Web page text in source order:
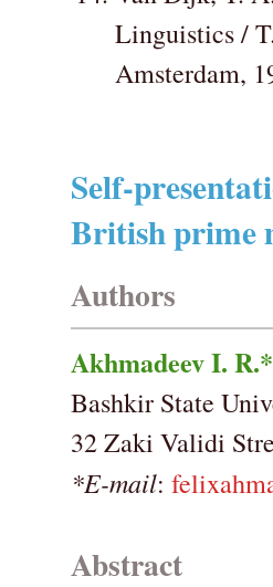
Linguistics /
Amsterdam,
Self-
British prime
Authors
Akhmadeev I. R.*
Bashkir State
32 Zaki Validi
*E-mail:
Abstract